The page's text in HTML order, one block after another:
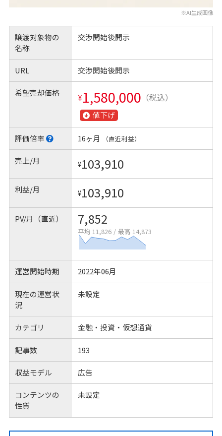
※AI生成画像
譲渡対象物の
名称
交渉開始後開示
URL 交渉開始後開示
希望売却価格 ¥1,580,000 （税込）
値下げ
評価倍率 16ヶ月 （直近利益）
売上/月 ¥103,910
利益/月 ¥103,910
PV/月（直近） 7,852
平均 11,826 / 最高 14,873
運営開始時期 2022年06月
現在の運営状
況
未設定
カテゴリ 金融・投資・仮想通貨
記事数 193
収益モデル 広告
コンテンツの
性質
未設定